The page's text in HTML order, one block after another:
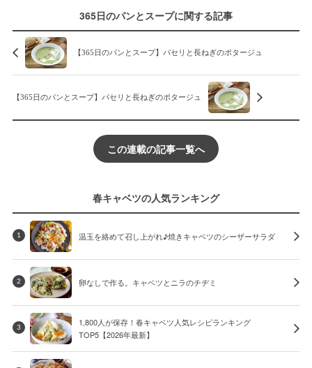
365日のパンとスープに関する記事
【365日のパンとスープ】パセリと長ねぎのポタージュ
【365日のパンとスープ】パセリと長ねぎのポタージュ
この連載の記事一覧へ
春キャベツの人気ランキング
1 温玉を絡めて召し上がれ♪焼きキャベツのシーザーサラダ
2 卵なしで作る。キャベツとニラのチヂミ
3
1,800人が保存！春キャベツ人気レシピランキング
TOP5【2026年最新】